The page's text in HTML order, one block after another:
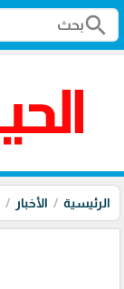
search
الرئيسية الأخبار